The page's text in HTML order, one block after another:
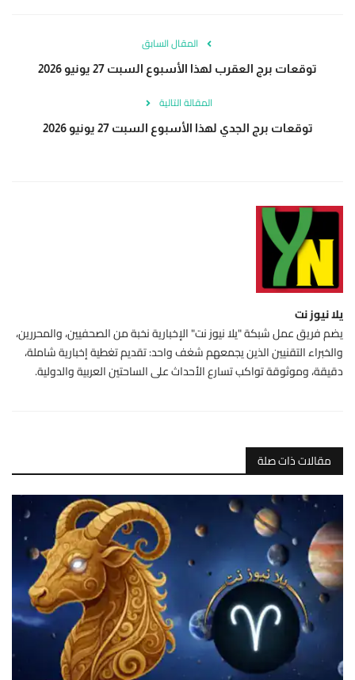
المقال السابق
توقعات برج العقرب لهذا الأسبوع السبت 27 يونيو 2026
المقالة التالية
توقعات برج الجدي لهذا الأسبوع السبت 27 يونيو 2026
يلا نيوز نت
يضم فريق عمل شبكة "يلا نيوز نت" الإخبارية نخبة من الصحفيين، والمحررين،
والخبراء التقنيين الذين يجمعهم شغف واحد: تقديم تغطية إخبارية شاملة،
دقيقة، وموثوقة تواكب تسارع الأحداث على الساحتين العربية والدولية.
مقالات ذات صلة